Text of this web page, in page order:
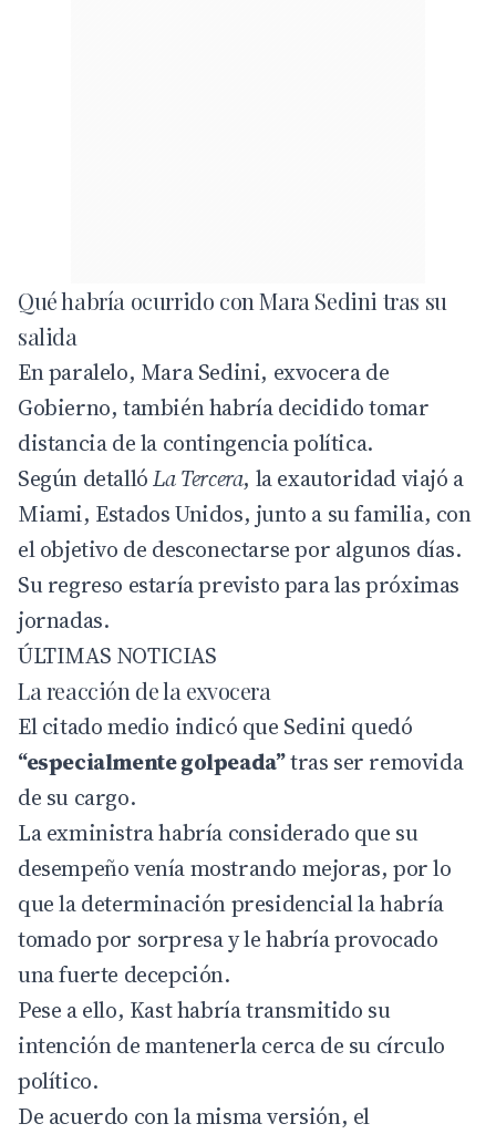
Qué habría ocurrido con Mara Sedini tras su
salida
En paralelo, Mara Sedini, exvocera de
Gobierno, también habría decidido tomar
distancia de la contingencia política.
Según detallóLa Tercera, la exautoridad viajó a
Miami, Estados Unidos, junto a su familia, con
el objetivo de desconectarse por algunos días.
Su regreso estaría previsto para las próximas
jornadas.
ÚLTIMAS NOTICIAS
La reacción de la exvocera
El citado medio indicó que Sedini quedó
“especialmente golpeada”tras ser removida
de su cargo.
La exministra habría considerado que su
desempeño venía mostrando mejoras, por lo
que la determinación presidencial la habría
tomado por sorpresa y le habría provocado
una fuerte decepción.
Pese a ello, Kast habría transmitido su
intención de mantenerla cerca de su círculo
político.
De acuerdo con la misma versión, el